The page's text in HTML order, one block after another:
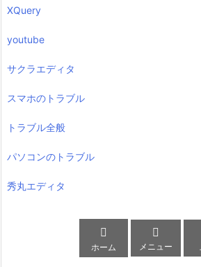
XQuery
youtube
サクラエディタ
スマホのトラブル
トラブル全般
パソコンのトラブル
秀丸エディタ

ホーム

メニュー